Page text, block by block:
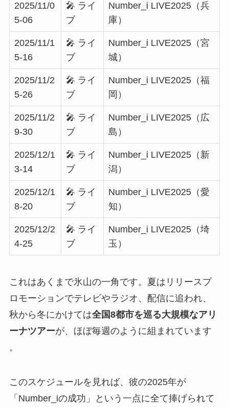
2025/11/0
5-06
🎤 ライ
ブ
Number_i LIVE2025（兵
庫）
2025/11/1
5-16
🎤 ライ
ブ
Number_i LIVE2025（宮
城）
2025/11/2
5-26
🎤 ライ
ブ
Number_i LIVE2025（福
岡）
2025/11/2
9-30
🎤 ライ
ブ
Number_i LIVE2025（広
島）
2025/12/1
3-14
🎤 ライ
ブ
Number_i LIVE2025（新
潟）
2025/12/1
8-20
🎤 ライ
ブ
Number_i LIVE2025（愛
知）
2025/12/2
4-25
🎤 ライ
ブ
Number_i LIVE2025（埼
玉）
これはあくまで氷山の一角です。夏はリリースプ
ロモーションでテレビやラジオ、配信に追われ、
秋から冬にかけては全国8都市を巡る大規模なアリ
ーナツアーが、ほぼ毎週のように組まれています
。
このスケジュールを見れば、彼の2025年が
「Number_iの成功」という一点に全て捧げられて